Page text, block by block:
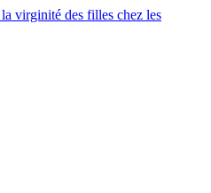
virginité des filles chez les